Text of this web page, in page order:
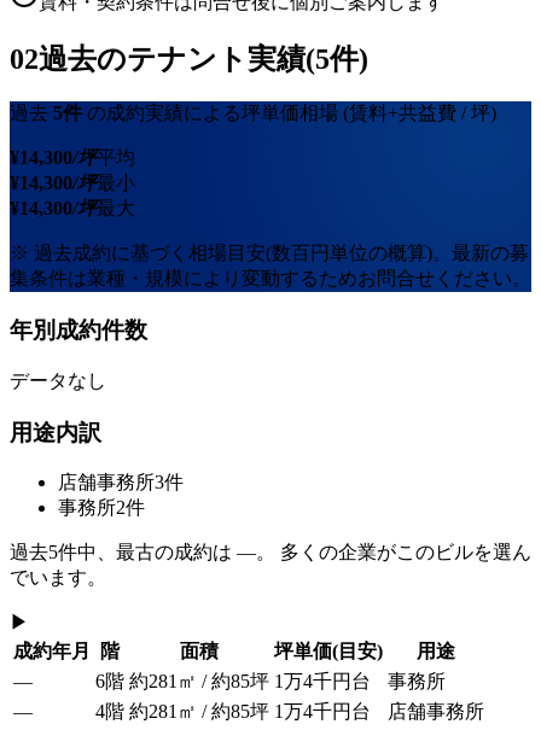
02過去のテナント実績(5件)
過去 5件 の成約実績による坪単価相場 (賃料+共益費 / 坪)
¥14,300/坪平均
¥14,300/坪最小
¥14,300/坪最大
※ 過去成約に基づく相場目安(数百円単位の概算)。最新の募
集条件は業種・規模により変動するためお問合せください。
年別成約件数
データなし
用途内訳
店舗事務所3件
事務所2件
過去5件中、最古の成約は —。 多くの企業がこのビルを選ん
でいます。
▶
成約年月
階 面積 坪単価(目安)
用途
—
6階 約281㎡ / 約85坪 1万4千円台
事務所
—
4階 約281㎡ / 約85坪 1万4千円台
店舗事務所